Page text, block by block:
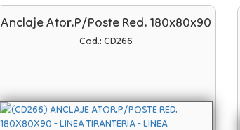
Anclaje Ator.p/poste Red. 180x80x90
Cod.: CD266